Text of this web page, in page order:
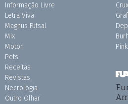
Informação Livre
Letra Viva
Magnus Futsal
Mix
Motor
Pets
Receitas
Revistas
Necrologia
Outro Olhar
Burh